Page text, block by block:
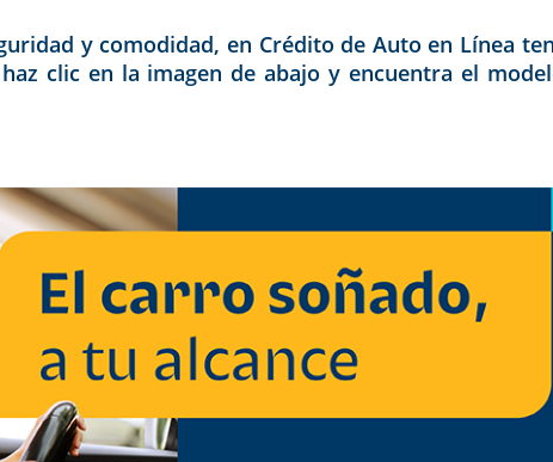
y comodidad, en Crédito de Auto en Línea
clic en la imagen de abajo y encuentra el